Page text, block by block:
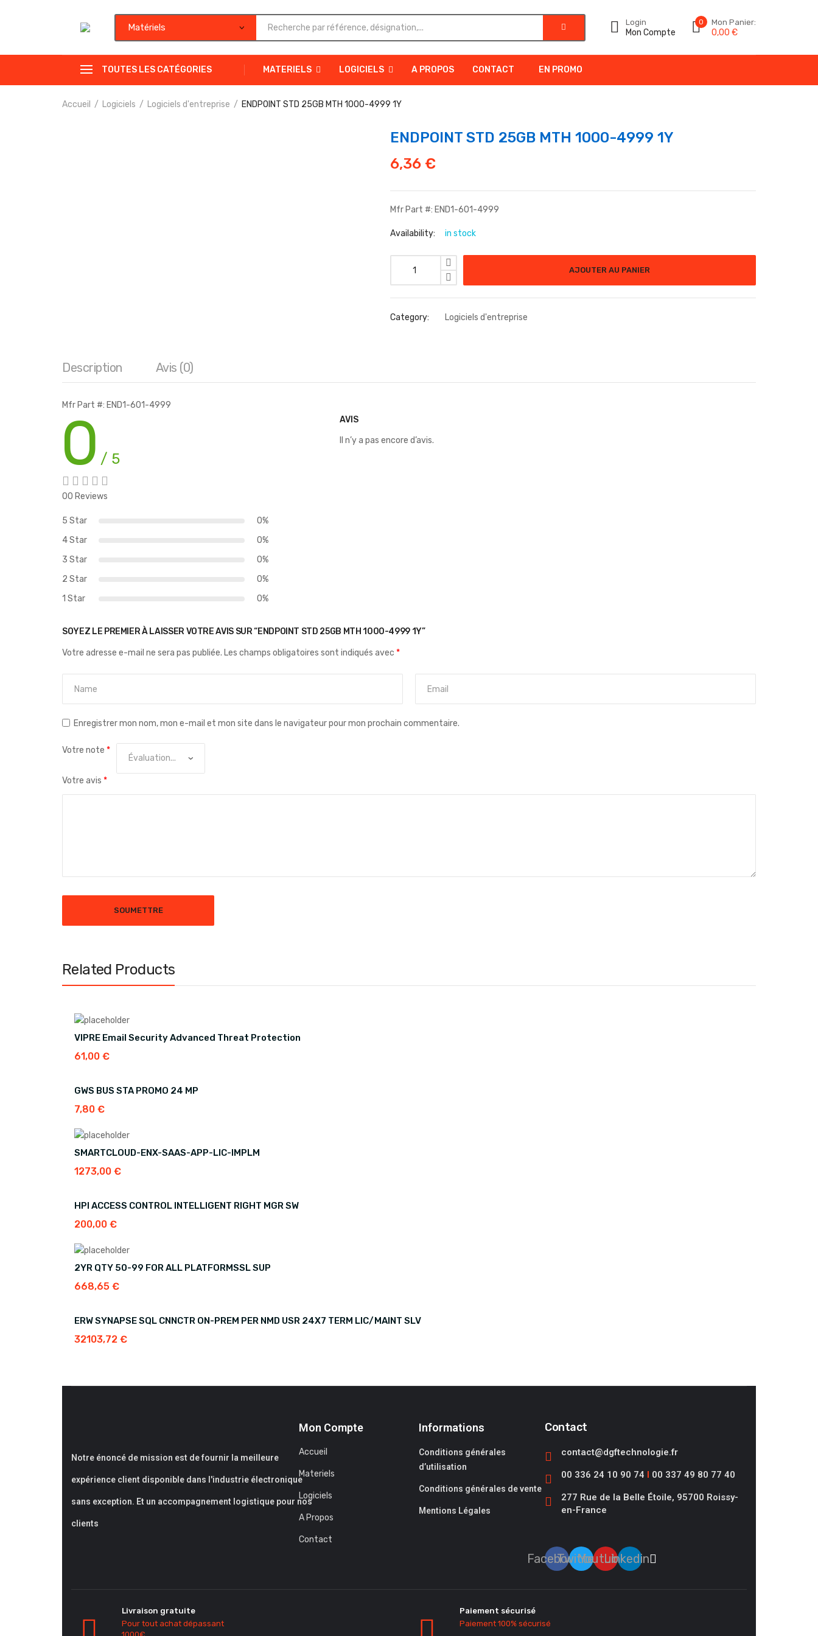
Login
Mon Compte
0 Mon Panier:
0,00 €
TOUTES LES CATÉGORIES MATERIELS LOGICIELS A PROPOS CONTACT EN PROMO
Accueil Logiciels Logiciels d'entreprise ENDPOINT STD 25GB MTH 1000-4999 1Y
ENDPOINT STD 25GB MTH 1000-4999 1Y
6,36 €
Mfr Part #: END1-601-4999
Availability: in stock
quantité de ENDPOINT STD 25GB MTH 1000-4999 1Y
AJOUTER AU PANIER
Category: Logiciels d'entreprise
Description Avis (0)
Mfr Part #: END1-601-4999
0 / 5
00 Reviews
5 Star
0%
4 Star
0%
3 Star
0%
2 Star
0%
1 Star
0%
AVIS
Il n’y a pas encore d’avis.
SOYEZ LE PREMIER À LAISSER VOTRE AVIS SUR “ENDPOINT STD 25GB MTH 1000-4999 1Y”
Votre adresse e-mail ne sera pas publiée. Les champs obligatoires sont indiqués avec *
Enregistrer mon nom, mon e-mail et mon site dans le navigateur pour mon prochain commentaire.
Votre note *
Votre avis *
Related Products
VIPRE Email Security Advanced Threat Protection
61,00 €
GWS BUS STA PROMO 24 MP
7,80 €
SMARTCLOUD-ENX-SAAS-APP-LIC-IMPLM
1273,00 €
HPI ACCESS CONTROL INTELLIGENT RIGHT MGR SW
200,00 €
2YR QTY 50-99 FOR ALL PLATFORMSSL SUP
668,65 €
ERW SYNAPSE SQL CNNCTR ON-PREM PER NMD USR 24X7 TERM LIC/MAINT SLV
32103,72 €
Notre énoncé de mission est de fournir la meilleure
expérience client disponible dans l'industrie électronique
sans exception. Et un accompagnement logistique pour nos
clients
Mon Compte
Accueil
Materiels
Logiciels
A Propos
Contact
Informations
Conditions générales
d’utilisation
Conditions générales de vente
Mentions Légales
Contact
contact@dgftechnologie.fr
00 336 24 10 90 74 I 00 337 49 80 77 40
277 Rue de la Belle Étoile, 95700 Roissy-
en-France
Facebook
TwitterYoutubeLinkedin
Livraison gratuite
Pour tout achat dépassant
Paiement sécurisé
Paiement 100% sécurisé